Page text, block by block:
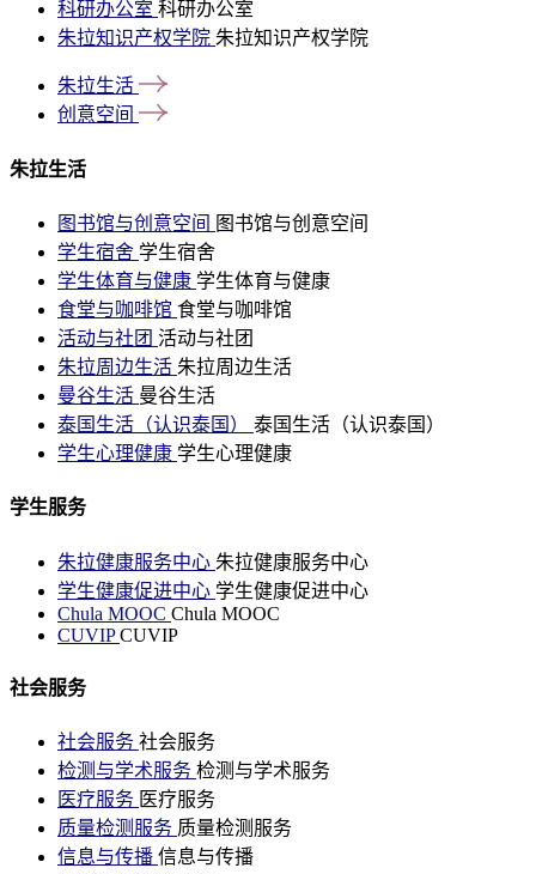
科研办公室 科研办公室
朱拉知识产权学院 朱拉知识产权学院
朱拉生活
创意空间
朱拉生活
图书馆与创意空间 图书馆与创意空间
学生宿舍 学生宿舍
学生体育与健康 学生体育与健康
食堂与咖啡馆 食堂与咖啡馆
活动与社团 活动与社团
朱拉周边生活 朱拉周边生活
曼谷生活 曼谷生活
泰国生活（认识泰国） 泰国生活（认识泰国）
学生心理健康 学生心理健康
学生服务
朱拉健康服务中心 朱拉健康服务中心
学生健康促进中心 学生健康促进中心
Chula MOOC Chula MOOC
CUVIPCUVIP
社会服务
社会服务 社会服务
检测与学术服务 检测与学术服务
医疗服务 医疗服务
质量检测服务 质量检测服务
信息与传播 信息与传播